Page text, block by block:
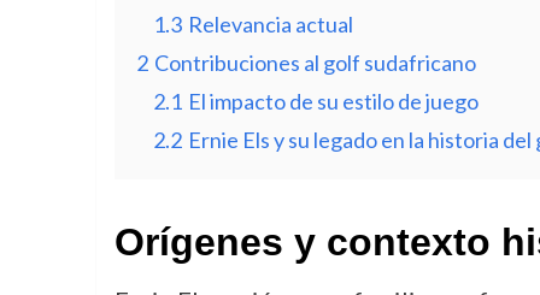
1.3 Relevancia actual
2 Contribuciones al golf sudafricano
2.1 El impacto de su estilo de juego
2.2 Ernie Els y su legado en la historia del
Orígenes y contexto